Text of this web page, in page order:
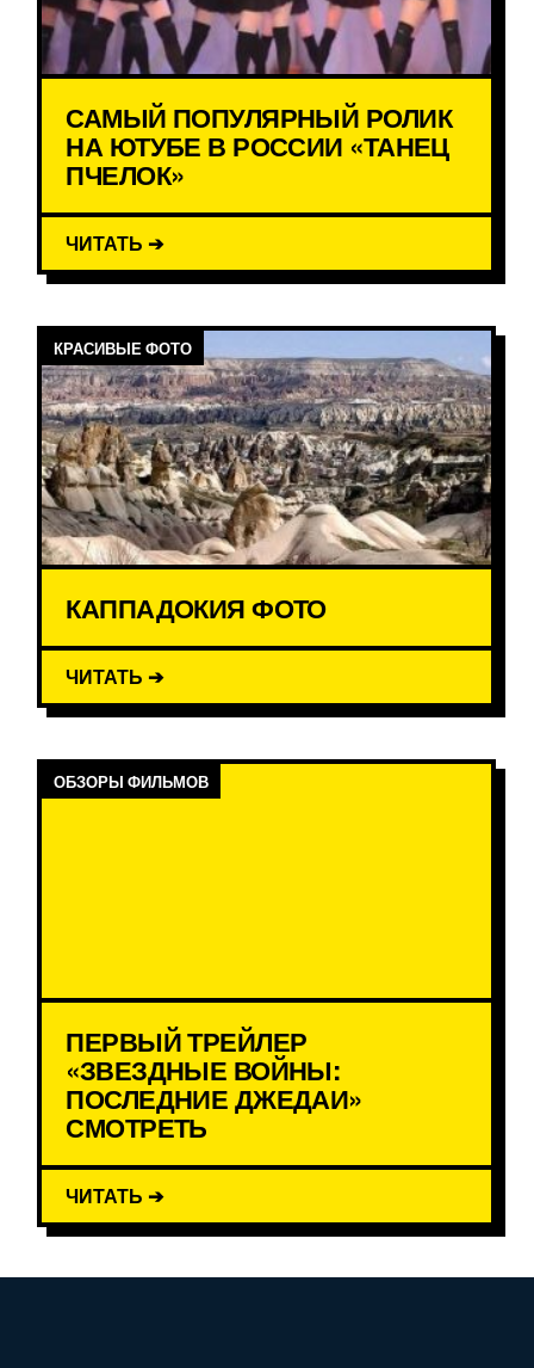
САМЫЙ ПОПУЛЯРНЫЙ РОЛИК
НА ЮТУБЕ В РОССИИ «ТАНЕЦ
ПЧЕЛОК»
ЧИТАТЬ ➔
КРАСИВЫЕ ФОТО
КАППАДОКИЯ ФОТО
ЧИТАТЬ ➔
ОБЗОРЫ ФИЛЬМОВ
ПЕРВЫЙ ТРЕЙЛЕР
«ЗВЕЗДНЫЕ ВОЙНЫ:
ПОСЛЕДНИЕ ДЖЕДАИ»
СМОТРЕТЬ
ЧИТАТЬ ➔